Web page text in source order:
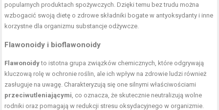
popularnych produktach spożywczych. Dzięki temu bez trudu można
wzbogacić swoją dietę o zdrowe składniki bogate w antyoksydanty i inne
korzystne dla organizmu substancje odżywcze.
Flawonoidy i bioflawonoidy
Flawonoidyto istotna grupa związków chemicznych, które odgrywają
kluczową rolę w ochronie roślin, ale ich wpływ na zdrowie ludzi również
zasługuje na uwagę. Charakteryzują się one silnymi właściwościami
przeciwutleniającymi , co oznacza, że skutecznie neutralizują wolne
rodniki oraz pomagają w redukcji stresu oksydacyjnego w organizmie.